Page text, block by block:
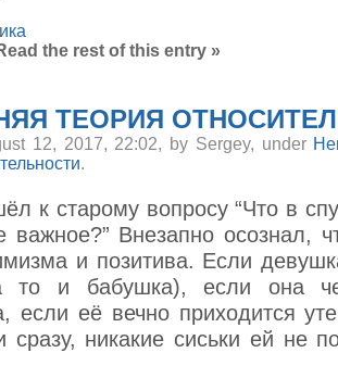
the rest of this entry »
ТЕОРИЯ
12, 2017, 22:02, by Sergey, under
.
к старому вопросу “Что в
важное?” Внезапно осознал,
и позитива. Если
то и бабушка), если она
если её вечно приходится
сразу, никакие сиськи ей не